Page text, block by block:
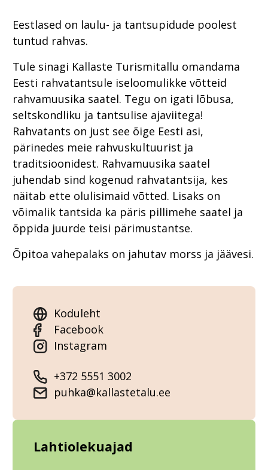
Eestlased on laulu- ja tantsupidude poolest
tuntud rahvas.
Tule sinagi Kallaste Turismitallu omandama
Eesti rahvatantsule iseloomulikke võtteid
rahvamuusika saatel. Tegu on igati lõbusa,
seltskondliku ja tantsulise ajaviitega!
Rahvatants on just see õige Eesti asi,
pärinedes meie rahvuskultuurist ja
traditsioonidest. Rahvamuusika saatel
juhendab sind kogenud rahvatantsija, kes
näitab ette olulisimaid võtted. Lisaks on
võimalik tantsida ka päris pillimehe saatel ja
õppida juurde teisi pärimustantse.
Õpitoa vahepalaks on jahutav morss ja jäävesi.
Koduleht
Facebook
Instagram
+372 5551 3002
puhka@kallastetalu.ee
Lahtiolekuajad